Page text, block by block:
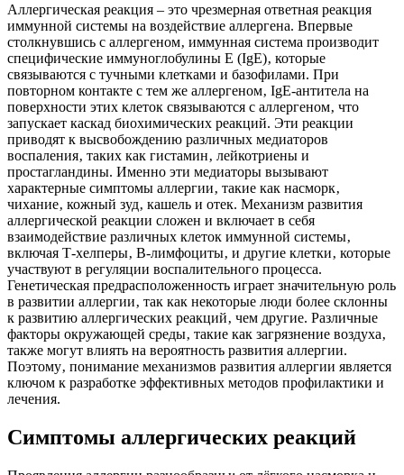
Аллергическая реакция – это чрезмерная ответная реакция
иммунной системы на воздействие аллергена. Впервые
столкнувшись с аллергеном‚ иммунная система производит
специфические иммуноглобулины Е (IgE)‚ которые
связываются с тучными клетками и базофилами. При
повторном контакте с тем же аллергеном‚ IgE-антитела на
поверхности этих клеток связываются с аллергеном‚ что
запускает каскад биохимических реакций. Эти реакции
приводят к высвобождению различных медиаторов
воспаления‚ таких как гистамин‚ лейкотриены и
простагландины. Именно эти медиаторы вызывают
характерные симптомы аллергии‚ такие как насморк‚
чихание‚ кожный зуд‚ кашель и отек. Механизм развития
аллергической реакции сложен и включает в себя
взаимодействие различных клеток иммунной системы‚
включая Т-хелперы‚ В-лимфоциты‚ и другие клетки‚ которые
участвуют в регуляции воспалительного процесса.
Генетическая предрасположенность играет значительную роль
в развитии аллергии‚ так как некоторые люди более склонны
к развитию аллергических реакций‚ чем другие. Различные
факторы окружающей среды‚ такие как загрязнение воздуха‚
также могут влиять на вероятность развития аллергии.
Поэтому‚ понимание механизмов развития аллергии является
ключом к разработке эффективных методов профилактики и
лечения.
Симптомы аллергических реакций